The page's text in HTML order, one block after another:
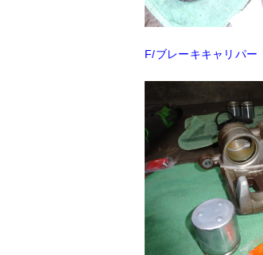
F/ブレーキキャリパー